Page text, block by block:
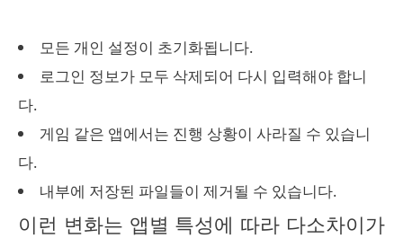
모든 개인 설정이 초기화됩니다.
로그인 정보가 모두 삭제되어 다시 입력해야 합니
다.
게임 같은 앱에서는 진행 상황이 사라질 수 있습니
다.
내부에 저장된 파일들이 제거될 수 있습니다.
이런 변화는 앱별 특성에 따라 다소차이가